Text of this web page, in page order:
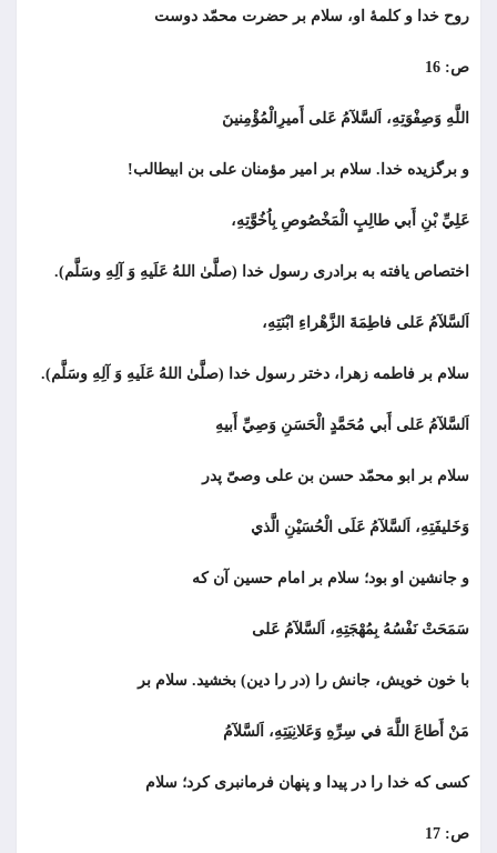
روح خدا و كلمۀ او، سلام بر حضرت محمّد دوست
ص: 16
اللَّهِ وَصِفْوَتِهِ، اَلسَّلآمُ عَلى أَميرِالْمُؤْمِنينَ
و برگزيده خدا. سلام بر امير مؤمنان علی بن ابیطالب!
عَلِيِّ بْنِ أَبي طالِبٍ الْمَخْصُوصِ بِاُخُوَّتِهِ،
اختصاص یافته به برادرى رسول خدا (صلَّیٰ اللهُ عَلَیهِ وَ آلِهِ وسَلَّم).
اَلسَّلآمُ عَلى فاطِمَةَ الزَّهْراءِ ابْنَتِهِ،
سلام بر فاطمه زهرا، دختر رسول خدا (صلَّیٰ اللهُ عَلَیهِ وَ آلِهِ وسَلَّم).
اَلسَّلآمُ عَلى أَبي مُحَمَّدٍ الْحَسَنِ وَصِيِّ أَبيهِ
سلام بر ابو محمّد حسن بن علی وصىّ پدر
وَخَليفَتِهِ، اَلسَّلآمُ عَلَى الْحُسَيْنِ الَّذي
و جانشين او بود؛ سلام بر امام حسين آن كه
سَمَحَتْ نَفْسُهُ بِمُهْجَتِهِ، اَلسَّلآمُ عَلى
با خون خویش، جانش را (در را دین) بخشید. سلام بر
مَنْ أَطاعَ اللَّهَ في سِرِّهِ وَعَلانِيَتِهِ، اَلسَّلآمُ
كسى كه خدا را در پیدا و پنهان فرمانبری كرد؛ سلام
ص: 17